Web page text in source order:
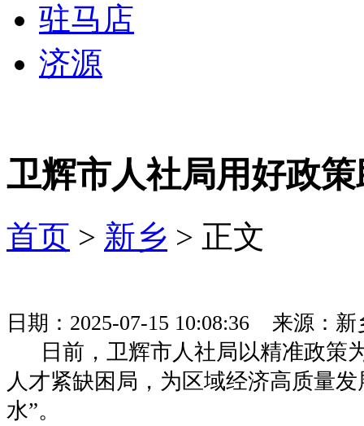
驻马店
济源
卫辉市人社局用好政
首页 > 新乡 > 正文
日期：2025-07-15 10:08:36 来源：
日前，卫辉市人社局以精准政策
人才紧缺困局，为区域经济高质量
水”。